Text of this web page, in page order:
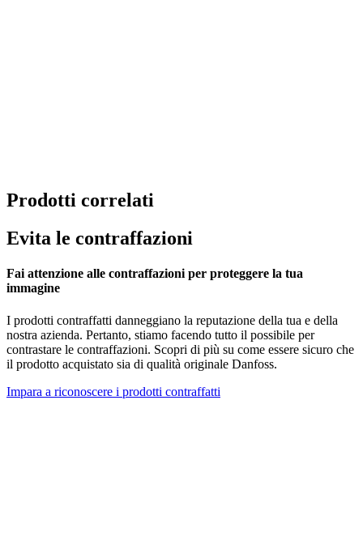
Prodotti correlati
Evita le contraffazioni
Fai attenzione alle contraffazioni per proteggere la tua
immagine
I prodotti contraffatti danneggiano la reputazione della tua e della
nostra azienda. Pertanto, stiamo facendo tutto il possibile per
contrastare le contraffazioni. Scopri di più su come essere sicuro che
il prodotto acquistato sia di qualità originale Danfoss.
Impara a riconoscere i prodotti contraffatti